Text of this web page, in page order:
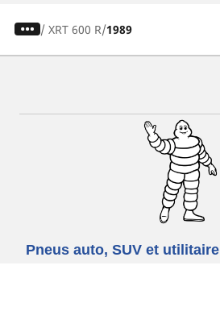
/ XRT 600 R 1989
Pneus auto, SUV et utilitaire